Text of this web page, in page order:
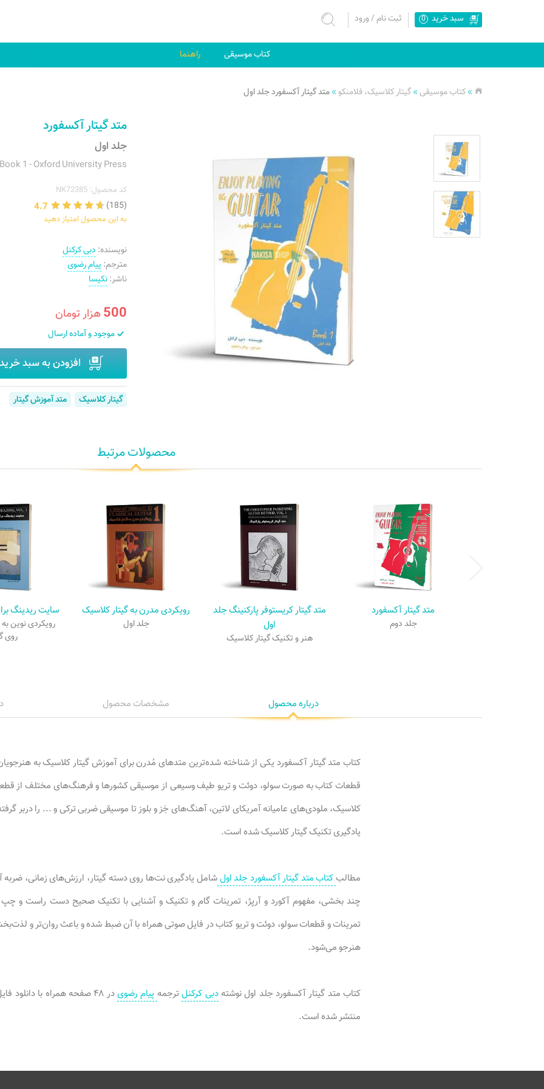
سبد خرید 0 ثبت نام/ورود
کتاب موسیقی راهنما
»کتاب موسیقی »گیتار کلاسیک، فلامنکو»متد گیتار آکسفورد جلد اول
متد گیتار آکسفورد
جلد اول
1 - Oxford University Press
کد محصول: NK72385
(185)
4.7
به این محصول امتیاز دهید
نویسنده: دبی کرکنل
مترجم: پیام رضوی
ناشر:نکیسا
500هزار تومان
موجود و آماده ارسال
افزودن به سبد
گیتار کلاسیک متد آموزش گیتار
محصولات مرتبط
متد گیتار آکسفورد
جلد دوم
متد گیتار کریستوفر پارکنینگ جلد
اول
هنر و تکنیک گیتار کلاسیک
رویکردی مدرن به گیتار کلاسیک
جلد اول
سایت ریدینگ
رویکردی نوین
روی
درباره محصول مشخصات محصول
کتاب متد گیتار آکسفورد یکی از شناخته‌ شده‌ترین متدهای مُدرن برای آموزش گیتار کلاسیک به
قطعات کتاب به صورت سولو، دوئت و تریو طیف وسیعی از موسیقی کشورها و فرهنگ‌های مختلف از
کلاسیک، ملودی‌های عامیانه آمریکای لاتین، آهنگ‌های جَز و بلوز تا موسیقی ضربی ترکی و ... را دربر
یادگیری تکنیک گیتار کلاسیک شده است.
مطالبکتاب متد گیتار آکسفورد جلد اولشامل یادگیری نت‌ها روی دسته گیتار، ارزش‌های زمانی، ضربه
چند بخشی، مفهوم آکورد و آرپژ، تمرینات گام و تکنیک و آشنایی با تکنیک صحیح دست راست و
تمرینات و قطعات سولو، دوئت و تریو کتاب در فایل صوتی همراه با آن ضبط شده و باعث روان‌تر و
هنرجو می‌شود.
کتاب متد گیتار آکسفورد جلد اول نوشتهدبی کرکنلترجمه پیام رضویدر ۴۸ صفحه همراه با دانلود فایل صوتی توسط
منتشر شده است.